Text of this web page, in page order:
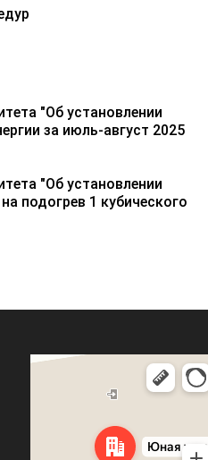
"Об установлении
за июль-август 2025
"Об установлении
подогрев 1 кубического
Яндекс Карты
Юная улица, 8 — Яндекс Карты